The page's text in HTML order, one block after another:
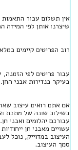
אין תשלום עבור
שיצרנו אותן לפי המידה
רוב הפריטים קיימים
בעיקר בנדירות אבני החן.
אם אתם רואים עיצוב
בשילוב שונה של מתכת
עבורכם יהלומים ואבני
עשויים מאבני חן
העיצוב במדוייק, נוכל
סמך העיצוב.